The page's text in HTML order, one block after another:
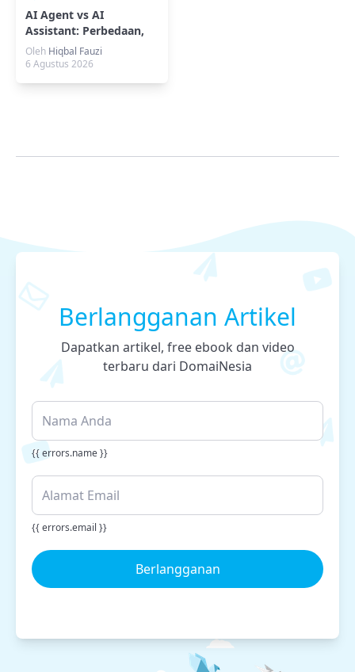
AI Agent vs AI
Assistant: Perbedaan,
Contoh, dan Cara
Memilihnya
Oleh Hiqbal Fauzi
6 Agustus 2026
Berlangganan Artikel
Dapatkan artikel, free ebook dan video
terbaru dari DomaiNesia
{{ errors.name }}
{{ errors.email }}
Berlangganan